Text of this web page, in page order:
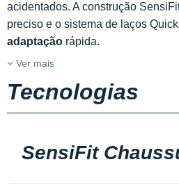
acidentados. A construção
preciso e o sistema de laços
adaptação rápida.
Ver mais
Tecnologias
SensiFit